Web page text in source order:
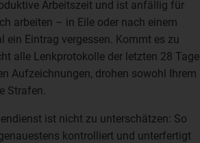
Arbeitszeit und ist anfällig für
arbeiten – in Eile oder nach einem
Eintrag vergessen. Kommt es zu
alle Lenkprotokolle der letzten 28 Tage
Aufzeichnungen, drohen sowohl Ihrem
Strafen.
ist nicht zu unterschätzen: So
kontrolliert und unterfertigt